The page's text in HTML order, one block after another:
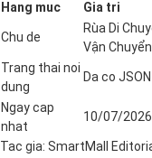
Hang muc Gia tri
Chu de
Rùa Di
Vận
Trang thai noi
dung
Da co
Ngay cap
nhat
10/07/2026
Tac gia: SmartMall